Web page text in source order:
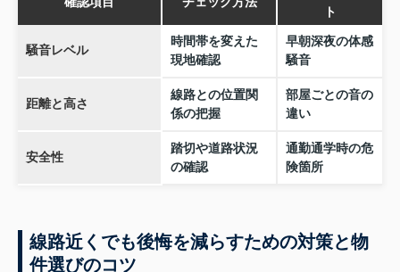
ト
騒音レベル
時間帯を変えた
現地確認
早朝深夜の体感
騒音
距離と高さ
線路との位置関
係の把握
部屋ごとの音の
違い
安全性
踏切や道路状況
の確認
通勤通学時の危
険箇所
線路近くでも後悔を減らすための対策と物
件選びのコツ